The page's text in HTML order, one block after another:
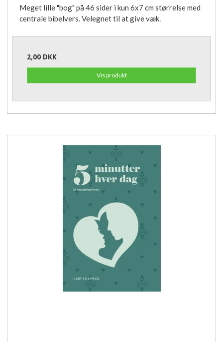
Meget lille "bog" på 46 sider i kun 6x7 cm størrelse med
centrale bibelvers. Velegnet til at give væk.
2,00 DKK
Vis produkt